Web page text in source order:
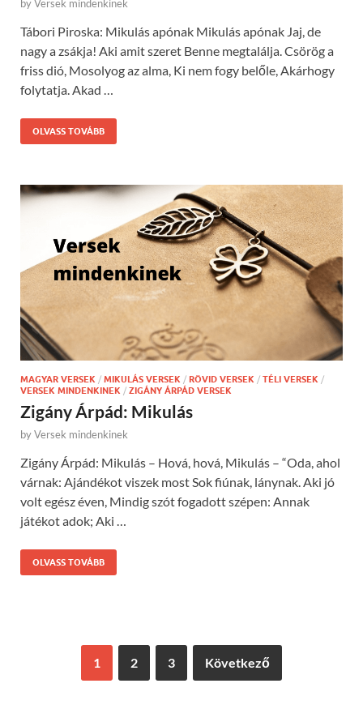
byVersek mindenkinek
Tábori Piroska: Mikulás apónak Mikulás apónak Jaj, de
nagy a zsákja! Aki amit szeret Benne megtalálja. Csörög a
friss dió, Mosolyog az alma, Ki nem fogy belőle, Akárhogy
folytatja. Akad …
OLVASS TOVÁBB
MAGYAR VERSEK / MIKULÁS VERSEK / RÖVID VERSEK / TÉLI VERSEK /
VERSEK MINDENKINEK / ZIGÁNY ÁRPÁD VERSEK
Zigány Árpád: Mikulás
byVersek mindenkinek
Zigány Árpád: Mikulás – Hová, hová, Mikulás – “Oda, ahol
várnak: Ajándékot viszek most Sok fiúnak, lánynak. Aki jó
volt egész éven, Mindig szót fogadott szépen: Annak
játékot adok; Aki …
OLVASS TOVÁBB
1 2 3 Következő